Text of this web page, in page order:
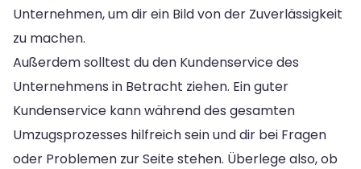
Unternehmen, um dir ein Bild von der Zuverlässigkeit
zu machen.
Außerdem solltest du den Kundenservice des
Unternehmens in Betracht ziehen. Ein guter
Kundenservice kann während des gesamten
Umzugsprozesses hilfreich sein und dir bei Fragen
oder Problemen zur Seite stehen. Überlege also, ob